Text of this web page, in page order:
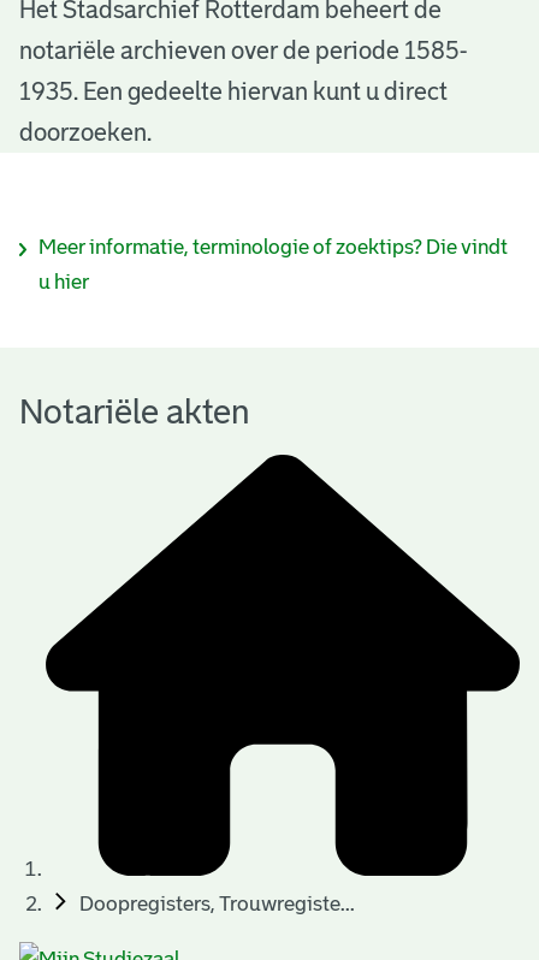
N
o
Het Stadsarchief Rotterdam beheert de
notariële archieven over de periode 1585-
1935. Een gedeelte hiervan kunt u direct
doorzoeken.
I
r
n
a
'
Meer informatie, terminologie of zoektips? Die vindt
u hier
Notariële akten
Doopregisters, Trouwregiste...